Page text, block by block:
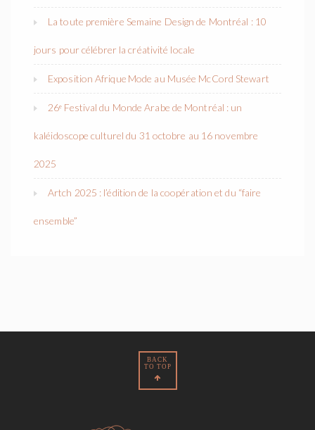
La toute première Semaine Design de Montréal : 10
jours pour célébrer la créativité locale
Exposition Afrique Mode au Musée McCord Stewart
26ᵉ Festival du Monde Arabe de Montréal : un
kaléidoscope culturel du 31 octobre au 16 novembre
2025
Artch 2025 : l’édition de la coopération et du “faire
ensemble”
BACK
TO TOP